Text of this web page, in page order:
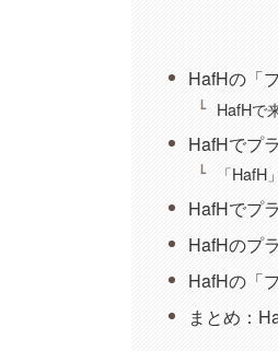
HafHの「
HafHで
HafHでプ
「
HafHでプ
HafHのプ
HafHの「
まとめ：